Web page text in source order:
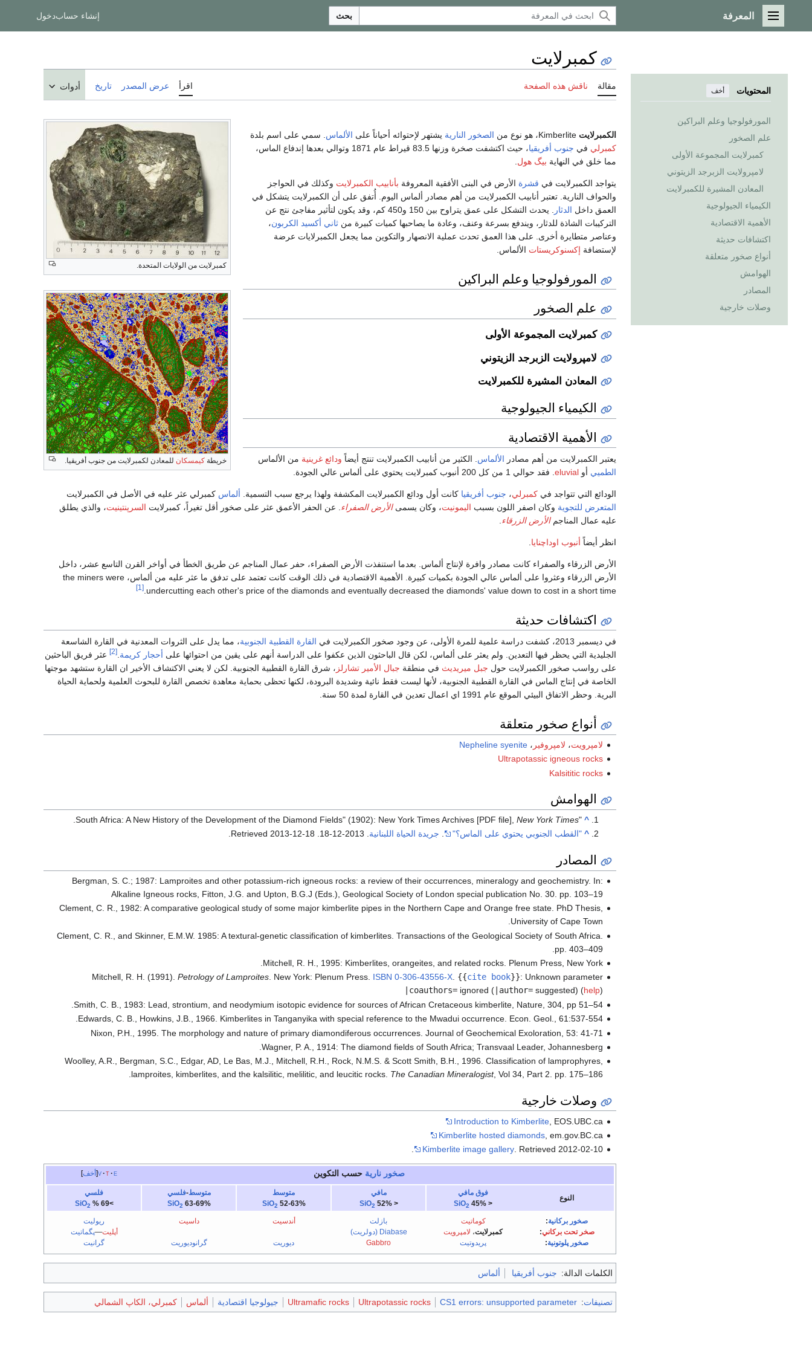
القائمة الرئيسية
المعرفة بحث إنشاء حسابدخول
المحتويات أخف
المورفولوجيا وعلم البراكين
علم الصخور
كمبرلايت المجموعة الأولى
لامپرولايت الزبرجد الزيتوني
المعادن المشيرة للكمبرلايت
الكيمياء الجيولوجية
الأهمية الاقتصادية
اكتشافات حديثة
أنواع صخور متعلقة
الهوامش
المصادر
وصلات خارجية
كمبرلايت
مقالة ناقش هذه الصفحة اقرأ عرض المصدر تاريخ أدوات
كمبرلايت من الولايات المتحدة.
خريطة كيمسكان للمعادن لكمبرلايت من جنوب أفريقيا.
الكمبرلايت الصخور النارية يشتهر لإحتوائه أحياناً على الألماس . سمي على اسم بلدة
كمبرلي في جنوب أفريقيا
، حيث اكتشفت صخرة وزنها 83.5 قيراط عام 1871 وتوالي بعدها إندفاع الماس،
مما خلق في النهاية بيگ هول
يتواجد الكمبرلايت في قشرة الأرض في البنى الأفقية المعروفة بأنابيب الكمبرلايت وكذلك في الحواجز
والحواف النارية. تعتبر أنابيب الكمبرلايت من أهم مصادر ألماس اليوم. أُتفق على أن الكمبرلايت يتشكل في
العمق داخل الدثار
. يحدث التشكل على عمق يتراوح بين 150 و450 كم، وقد يكون لتأثير مفاجئ نتج عن
التركيبات الشاذة للدثار، ويندفع بسرعة وعنف، وعادة ما يصاحبها كميات كبيرة من ثاني أكسيد الكربون،
وعناصر متطايرة أخرى. على هذا العمق تحدث عملية الانصهار والتكوين مما يجعل الكمبرلايات عرضة
لإستضافة إكسنوكريستات الألماس.
المورفولوجيا وعلم البراكين
علم الصخور
كمبرلايت المجموعة الأولى
لامپرولايت الزبرجد الزيتوني
المعادن المشيرة للكمبرلايت
الكيمياء الجيولوجية
الأهمية الاقتصادية
يعتبر الكمبرلايت من أهم مصادر الألماس . الكثير من أنابيب الكمبرلايت تنتج أيضاً ودائع غرينية من الألماس
الطميي أو eluvial . فقد حوالي 1 من كل 200 أنبوب كمبرلايت يحتوي على ألماس عالي الجودة.
الودائع التي تتواجد في كمبرلي، جنوب أفريقيا كانت أول ودائع الكمبرلايت المكشفة ولهذا يرجع سبب التسمية. ألماس كمبرلي عثر عليه في الأصل في الكمبرلايت
المتعرض للتجوية وكان اصفر اللون بسبب اليمونيت، وكان يسمىالأرض الصفراء . عن الحفر الأعمق عثر على صخور أقل تغيراً، كمبرلايت السرپنتينيت، والذي يطلق
عليه عمال المناجمالأرض الزرقاء
انظر أيضاً أنبوب اوداچنايا
الأرض الزرقاء والصفراء كانت مصادر وافرة لإنتاج ألماس. بعدما استنفذت الأرض الصفراء، حفر عمال المناجم عن طريق الخطأ في أواخر القرن التاسع عشر، داخل
الأرض الزرقاء وعثروا على ألماس عالي الجودة بكميات كبيرة. الأهمية الاقتصادية في ذلك الوقت كانت تعتمد على تدفق ما عثر عليه من ألماس، the miners were
undercutting each other's price of the diamonds and eventually decreased the diamonds' value down to cost in a short time.
[1]
اكتشافات حديثة
في ديسمبر 2013، كشفت دراسة علمية للمرة الأولى، عن وجود صخور الكمبرلايت في القارة القطبية الجنوبية، مما يدل على الثروات المعدنية في القارة الشاسعة
الجليدية التي يحظر فيها التعدين. ولم يعثر على ألماس، لكن قال الباحثون الذين عكفوا على الدراسة أنهم على يقين من احتوائها على أحجار كريمة.
[2]
عثر فريق الباحثين
على رواسب صخور الكمبرلايت حول جبل ميريديث في منطقة جبال الأمير تشارلز ، شرق القارة القطبية الجنوبية. لكن لا يعني الاكتشاف الأخير ان القارة ستشهد موجتها
الخاصة في إنتاج الماس في القارة القطبية الجنوبية، لأنها ليست فقط نائية وشديدة البرودة، لكنها تحظى بحماية معاهدة تخصص القارة للبحوث العلمية ولحماية الحياة
البرية. وحظر الاتفاق البيئي الموقع عام 1991 اي اعمال تعدين في القارة لمدة 50 سنة.
أنواع صخور متعلقة
لامپرويت، لامپروفير ،Nepheline syenite
Ultrapotassic igneous rocks
Kalsititic rocks
الهوامش
^
"South Africa: A New History of the Development of the Diamond Fields" (1902): New York Times Archives [PDF file],
New York Times
.
^ "القطب الجنوبي يحتوي على الماس؟" . جريدة الحياة اللبنانية. 2013-12-18
. Retrieved
2013-12-18
.
المصادر
Bergman, S. C.; 1987: Lamproites and other potassium-rich igneous rocks: a review of their occurrences, mineralogy and geochemistry. In:
Alkaline Igneous rocks, Fitton, J.G. and Upton, B.G.J (Eds.), Geological Society of London special publication No. 30. pp. 103–19
Clement, C. R., 1982: A comparative geological study of some major kimberlite pipes in the Northern Cape and Orange free state. PhD Thesis,
University of Cape Town.
Clement, C. R., and Skinner, E.M.W. 1985: A textural-genetic classification of kimberlites. Transactions of the Geological Society of South Africa.
pp. 403–409.
Mitchell, R. H., 1995: Kimberlites, orangeites, and related rocks. Plenum Press, New York.
Mitchell, R. H. (1991). Petrology of Lamproites. New York: Plenum Press. ISBN 0-306-43556-X. {{cite book}}: Unknown parameter
|coauthors=ignored (|author=suggested) (help)
Smith, C. B., 1983: Lead, strontium, and neodymium isotopic evidence for sources of African Cretaceous kimberlite, Nature, 304, pp 51–54.
Edwards, C. B., Howkins, J.B., 1966. Kimberlites in Tanganyika with special reference to the Mwadui occurrence. Econ. Geol., 61:537-554.
Nixon, P.H., 1995. The morphology and nature of primary diamondiferous occurrences. Journal of Geochemical Exoloration, 53: 41-71
Wagner, P. A., 1914: The diamond fields of South Africa; Transvaal Leader, Johannesberg.
Woolley, A.R., Bergman, S.C., Edgar, AD, Le Bas, M.J., Mitchell, R.H., Rock, N.M.S. & Scott Smith, B.H., 1996. Classification of lamprophyres,
lamproites, kimberlites, and the kalsilitic, melilitic, and leucitic rocks. The Canadian Mineralogist, Vol 34, Part 2. pp. 175–186.
وصلات خارجية
Introduction to Kimberlite, EOS.UBC.ca
Kimberlite hosted diamonds, em.gov.BC.ca
Kimberlite image gallery. Retrieved 2012-02-10.
أخف v t e صخور نارية حسب التكوين
النوع
فوق مافي
< 45%
SiO2
مافي
< 52%
SiO2
متوسط
52-63%
SiO2
متوسط-فلسي
63-69%
SiO2
فلسي
>69 %
SiO2
صخور بركانية:
صخر تحت بركاني:
صخور پلوتونية:
كوماتيت
كمبرلايت، لامپرويت
پريدوتيت
بازلت
Diabase (دولريت)
Gabbro
أندسيت
ديوريت
داسيت
گرانوديوريت
ريوليت
أپليت—پگماتيت
گرانيت
الكلمات الدالة: جنوب أفريقيا ألماس
تصنيفات:
CS1 errors: unsupported parameter
Ultrapotassic rocks
Ultramafic rocks جيولوجيا اقتصادية ألماس كمبرلي، الكاپ الشمالي